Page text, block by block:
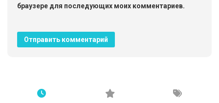
браузере для последующих моих комментариев.